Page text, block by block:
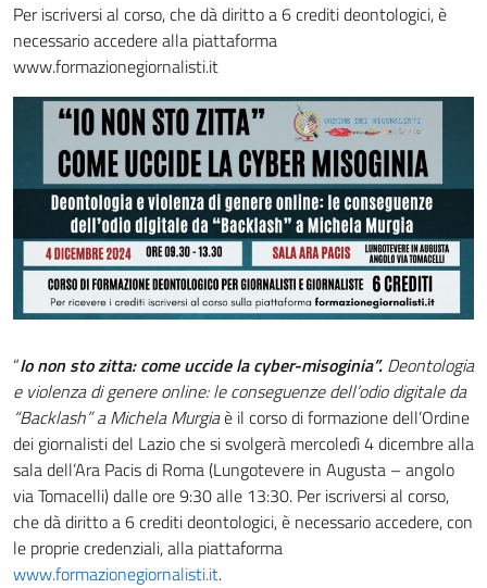
Per iscriversi al corso, che dà diritto a 6 crediti deontologici, è
necessario accedere alla piattaforma
www.formazionegiornalisti.it
“Io non sto zitta: come uccide la cyber-misoginia”. Deontologia
e violenza di genere online: le conseguenze dell’odio digitale da
“Backlash” a Michela Murgiaè il corso di formazione dell’Ordine
dei giornalisti del Lazio che si svolgerà mercoledì 4 dicembre alla
sala dell’Ara Pacis di Roma (Lungotevere in Augusta – angolo
via Tomacelli) dalle ore 9:30 alle 13:30. Per iscriversi al corso,
che dà diritto a 6 crediti deontologici, è necessario accedere, con
le proprie credenziali, alla piattaforma
www.formazionegiornalisti.it.